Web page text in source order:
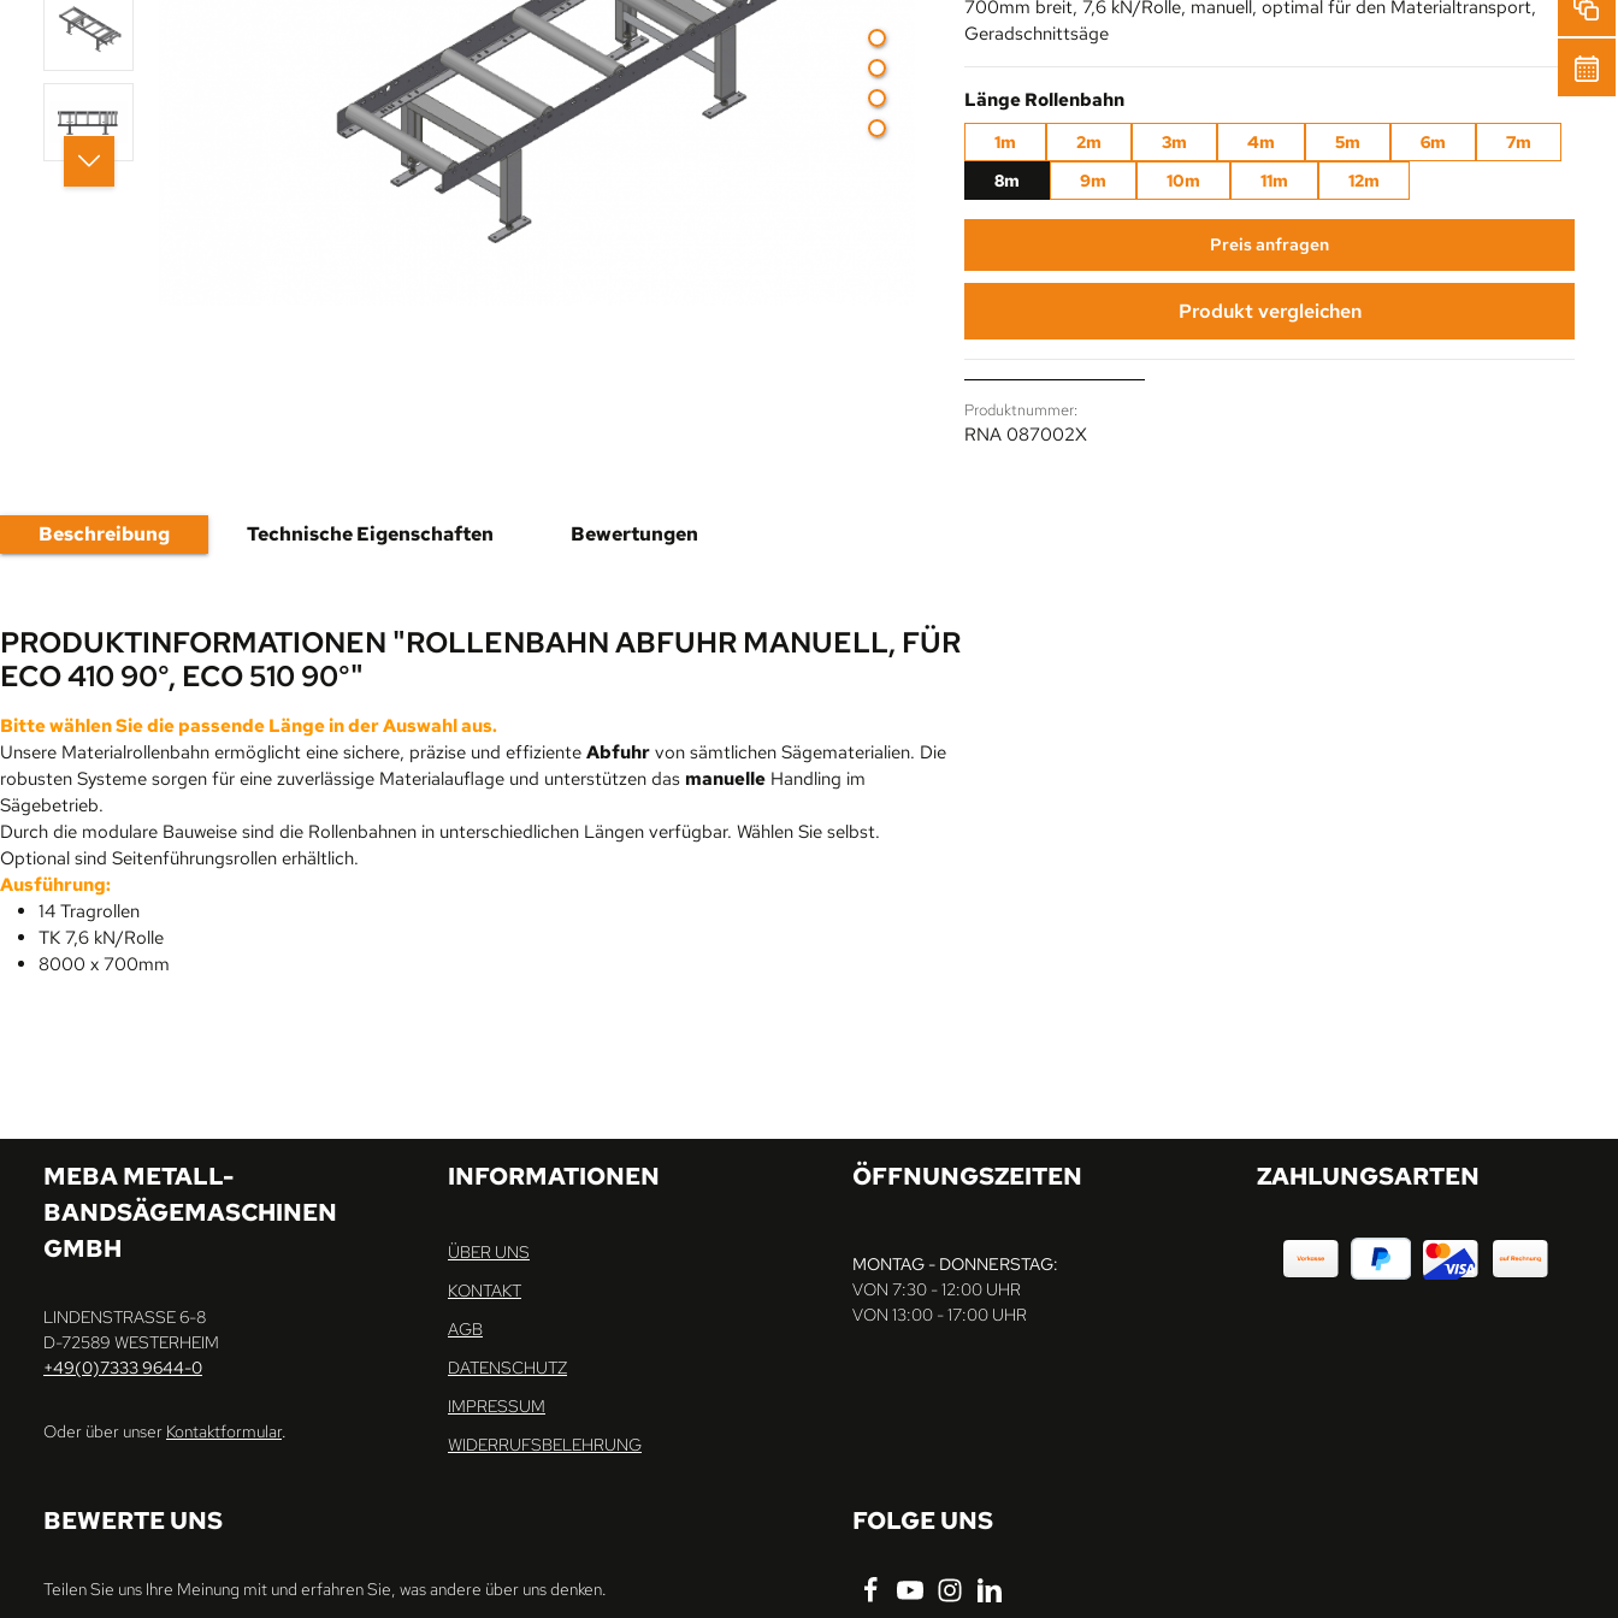
700mm breit, 7,6 kN/Rolle, manuell, optimal für den Materialtransport,
Geradschnittsäge
Länge Rollenbahnauswählen
1m 2m 3m 4m 5m 6m
7m
8m
9m 10m 11m 12m
Preis anfragen
Produkt vergleichen
Produktnummer:
RNA 087002X
Beschreibung Technische Eigenschaften Bewertungen
PRODUKTINFORMATIONEN "ROLLENBAHN ABFUHR MANUELL, FÜR
ECO 410 90°, ECO 510 90°"
Bitte wählen Sie die passende Länge in der Auswahl aus.
Unsere Materialrollenbahn ermöglicht eine sichere, präzise und effiziente Abfuhr von sämtlichen Sägematerialien. Die
robusten Systeme sorgen für eine zuverlässige Materialauflage und unterstützen das manuelle Handling im
Sägebetrieb.
Durch die modulare Bauweise sind die Rollenbahnen in unterschiedlichen Längen verfügbar. Wählen Sie selbst.
Optional sind Seitenführungsrollen erhältlich.
Ausführung:
14 Tragrollen
TK 7,6 kN/Rolle
8000 x 700mm
MEBA METALL-
BANDSÄGEMASCHINEN
GMBH
LINDENSTRASSE 6-8
D-72589 WESTERHEIM
+49(0)7333 9644-0
Oder über unser Kontaktformular.
INFORMATIONEN
ÜBER UNS
KONTAKT
AGB
DATENSCHUTZ
IMPRESSUM
WIDERRUFSBELEHRUNG
ÖFFNUNGSZEITEN
MONTAG - DONNERSTAG:
VON 7:30 - 12:00 UHR
VON 13:00 - 17:00 UHR
ZAHLUNGSARTEN
BEWERTE UNS
Teilen Sie uns Ihre Meinung mit und erfahren Sie, was andere über uns denken.
FOLGE UNS